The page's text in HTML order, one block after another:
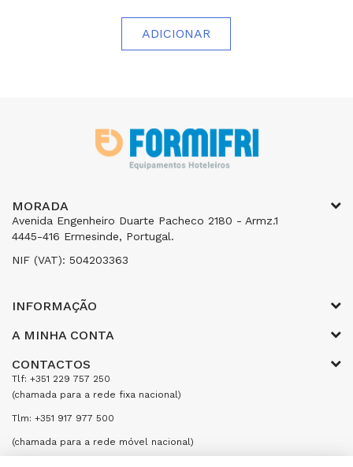
ADICIONAR
MORADA
Avenida Engenheiro Duarte Pacheco 2180 - Armz.1
4445-416 Ermesinde, Portugal.
NIF (VAT): 504203363
INFORMAÇÃO
A MINHA CONTA
CONTACTOS
Tlf: +351 229 757 250
(chamada para a rede fixa nacional)
Tlm: +351 917 977 500
(chamada para a rede móvel nacional)